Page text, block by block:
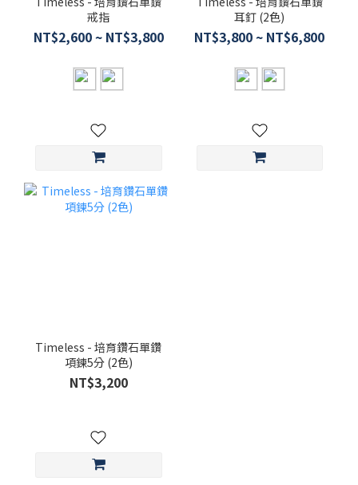
戒指
NT$2,600 ~ NT$3,800
耳釘 (2色)
NT$3,800 ~ NT$6,800
Timeless - 培育鑽石單鑽
項鍊5分 (2色)
NT$3,200